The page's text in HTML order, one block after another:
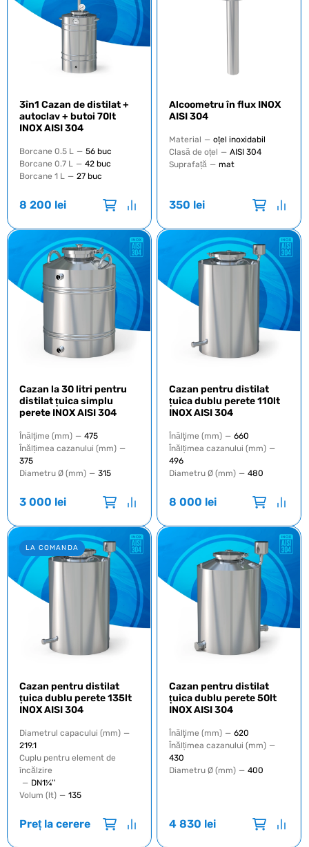
3în1 Cazan de distilat +
autoclav + butoi 70lt
INOX AISI 304
Borcane 0.5 L — 56 buc
Borcane 0.7 L — 42 buc
Borcane 1 L — 27 buc
8 200 lei
Alcoometru în flux INOX
AISI 304
Material — oțel inoxidabil
Clasă de oțel — AISI 304
Suprafață — mat
350 lei
Cazan la 30 litri pentru
distilat țuica simplu
perete INOX AISI 304
Înălţime (mm) — 475
Înălțimea cazanului (mm) —
375
Diametru Ø (mm) — 315
3 000 lei
Cazan pentru distilat
țuica dublu perete 110lt
INOX AISI 304
Înălţime (mm) — 660
Înălțimea cazanului (mm) —
496
Diametru Ø (mm) — 480
8 000 lei
LA COMANDA
Cazan pentru distilat
țuica dublu perete 135lt
INOX AISI 304
Diametrul capacului (mm) —
219.1
Cuplu pentru element de
încălzire
— DN1¼''
Volum (lt) — 135
Preț la cerere
Cazan pentru distilat
țuica dublu perete 50lt
INOX AISI 304
Înălţime (mm) — 620
Înălțimea cazanului (mm) —
430
Diametru Ø (mm) — 400
4 830 lei